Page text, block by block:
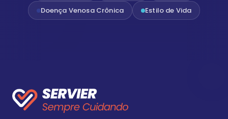
Doença Venosa Crônica
Estilo de Vida